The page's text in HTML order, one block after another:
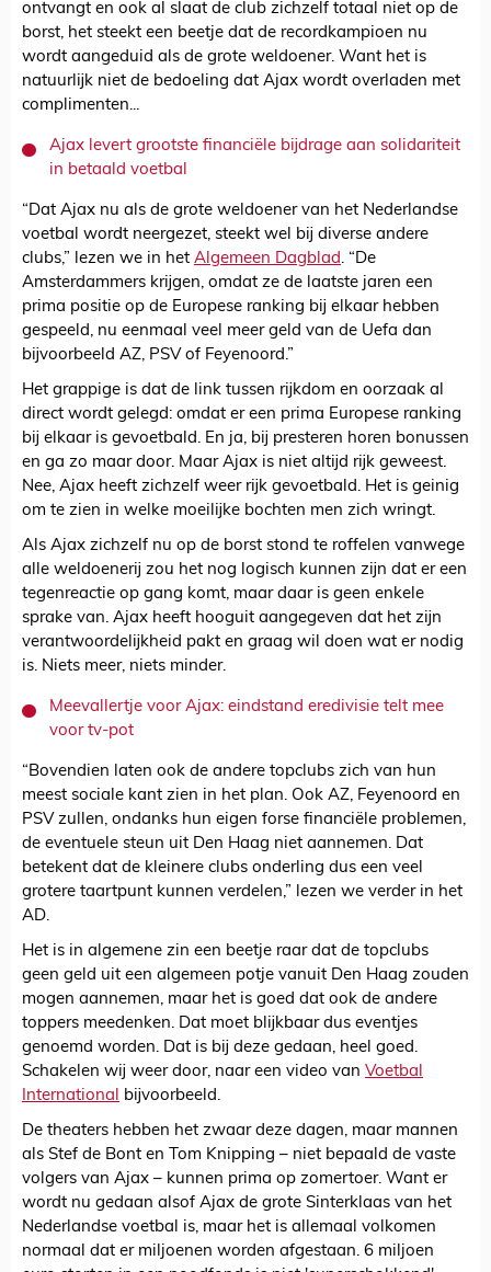
ontvangt en ook al slaat de club zichzelf totaal niet op de
borst, het steekt een beetje dat de recordkampioen nu
wordt aangeduid als de grote weldoener. Want het is
natuurlijk niet de bedoeling dat Ajax wordt overladen met
complimenten...
Ajax levert grootste financiële bijdrage aan solidariteit
in betaald voetbal
“Dat Ajax nu als de grote weldoener van het Nederlandse
voetbal wordt neergezet, steekt wel bij diverse andere
clubs,” lezen we in het Algemeen Dagblad. “De
Amsterdammers krijgen, omdat ze de laatste jaren een
prima positie op de Europese ranking bij elkaar hebben
gespeeld, nu eenmaal veel meer geld van de Uefa dan
bijvoorbeeld AZ, PSV of Feyenoord.”
Het grappige is dat de link tussen rijkdom en oorzaak al
direct wordt gelegd: omdat er een prima Europese ranking
bij elkaar is gevoetbald. En ja, bij presteren horen bonussen
en ga zo maar door. Maar Ajax is niet altijd rijk geweest.
Nee, Ajax heeft zichzelf weer rijk gevoetbald. Het is geinig
om te zien in welke moeilijke bochten men zich wringt.
Als Ajax zichzelf nu op de borst stond te roffelen vanwege
alle weldoenerij zou het nog logisch kunnen zijn dat er een
tegenreactie op gang komt, maar daar is geen enkele
sprake van. Ajax heeft hooguit aangegeven dat het zijn
verantwoordelijkheid pakt en graag wil doen wat er nodig
is. Niets meer, niets minder.
Meevallertje voor Ajax: eindstand eredivisie telt mee
voor tv-pot
“Bovendien laten ook de andere topclubs zich van hun
meest sociale kant zien in het plan. Ook AZ, Feyenoord en
PSV zullen, ondanks hun eigen forse financiële problemen,
de eventuele steun uit Den Haag niet aannemen. Dat
betekent dat de kleinere clubs onderling dus een veel
grotere taartpunt kunnen verdelen,” lezen we verder in het
AD.
Het is in algemene zin een beetje raar dat de topclubs
geen geld uit een algemeen potje vanuit Den Haag zouden
mogen aannemen, maar het is goed dat ook de andere
toppers meedenken. Dat moet blijkbaar dus eventjes
genoemd worden. Dat is bij deze gedaan, heel goed.
Schakelen wij weer door, naar een video van Voetbal
International bijvoorbeeld.
De theaters hebben het zwaar deze dagen, maar mannen
als Stef de Bont en Tom Knipping – niet bepaald de vaste
volgers van Ajax – kunnen prima op zomertoer. Want er
wordt nu gedaan alsof Ajax de grote Sinterklaas van het
Nederlandse voetbal is, maar het is allemaal volkomen
normaal dat er miljoenen worden afgestaan. 6 miljoen